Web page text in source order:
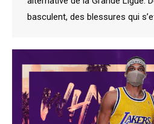
basculent, des blessures qui